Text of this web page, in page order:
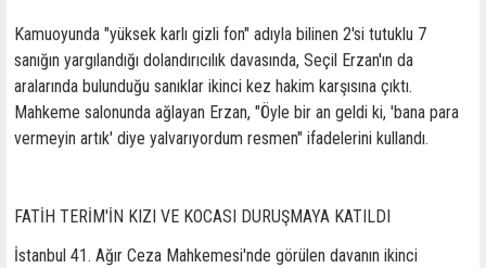
Kamuoyunda "yüksek karlı gizli fon" adıyla bilinen 2'si tutuklu 7
sanığın yargılandığı dolandırıcılık davasında, Seçil Erzan'ın da
aralarında bulunduğu sanıklar ikinci kez hakim karşısına çıktı.
Mahkeme salonunda ağlayan Erzan, "Öyle bir an geldi ki, 'bana para
vermeyin artık' diye yalvarıyordum resmen" ifadelerini kullandı.
FATİH TERİM'İN KIZI VE KOCASI DURUŞMAYA KATILDI
İstanbul 41. Ağır Ceza Mahkemesi'nde görülen davanın ikinci